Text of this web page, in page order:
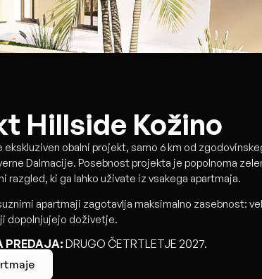
Hillside Kožino
ekskluziven obalni projekt, samo 6 km od
Dalmacije. Posebnost projekta je popolnoma
razgled, ki ga lahko uživate iz vsakega apartmaja.
apartmaji zagotavlja maksimalno zasebnost:
dopolnjujejo doživetje.
PREDAJA: DRUGO ČETRTLETJE 2027.